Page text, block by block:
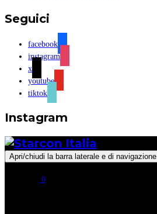
Seguici
facebook
instagram
x
youtube
tiktok
Instagram
Apri/chiudi la barra laterale e di navigazione
0